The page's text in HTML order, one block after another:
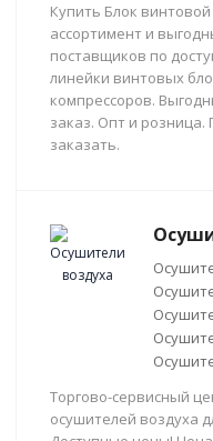
Купить Блок
ассортимент и
поставщиков по
линейки винтовых
компрессоров.
заказ. Опт и
заказать.
Торгово-сервисный
осушителей воздуха